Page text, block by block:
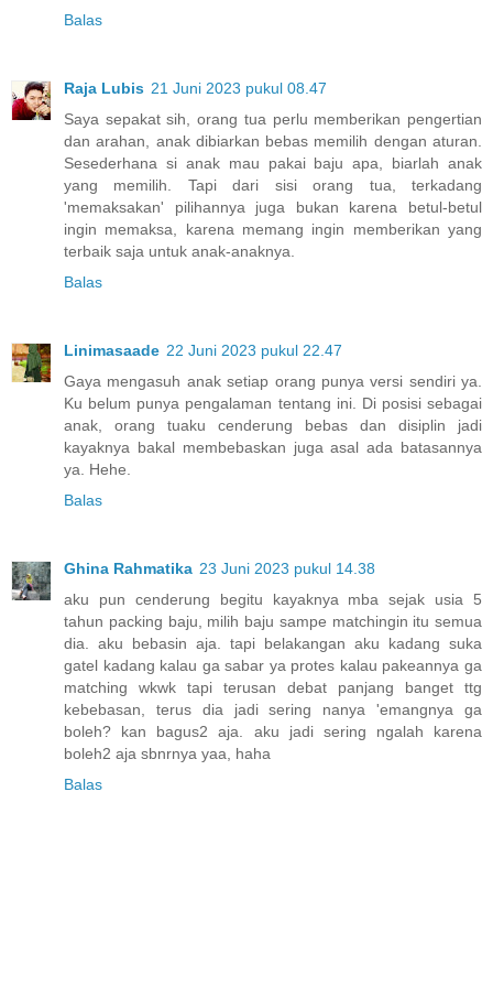
Balas
Raja Lubis 21 Juni 2023 pukul 08.47
Saya sepakat sih, orang tua perlu memberikan pengertian
dan arahan, anak dibiarkan bebas memilih dengan aturan.
Sesederhana si anak mau pakai baju apa, biarlah anak
yang memilih. Tapi dari sisi orang tua, terkadang
'memaksakan' pilihannya juga bukan karena betul-betul
ingin memaksa, karena memang ingin memberikan yang
terbaik saja untuk anak-anaknya.
Balas
Linimasaade 22 Juni 2023 pukul 22.47
Gaya mengasuh anak setiap orang punya versi sendiri ya.
Ku belum punya pengalaman tentang ini. Di posisi sebagai
anak, orang tuaku cenderung bebas dan disiplin jadi
kayaknya bakal membebaskan juga asal ada batasannya
ya. Hehe.
Balas
Ghina Rahmatika 23 Juni 2023 pukul 14.38
aku pun cenderung begitu kayaknya mba sejak usia 5
tahun packing baju, milih baju sampe matchingin itu semua
dia. aku bebasin aja. tapi belakangan aku kadang suka
gatel kadang kalau ga sabar ya protes kalau pakeannya ga
matching wkwk tapi terusan debat panjang banget ttg
kebebasan, terus dia jadi sering nanya 'emangnya ga
boleh? kan bagus2 aja. aku jadi sering ngalah karena
boleh2 aja sbnrnya yaa, haha
Balas